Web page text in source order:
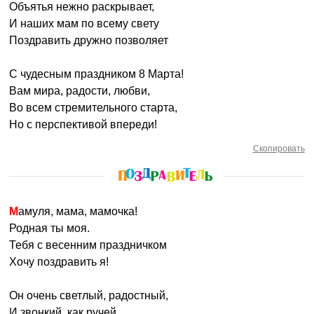
Объятья нежно раскрывает,
И наших мам по всему свету
Поздравить дружно позволяет
С чудесным праздником 8 Марта!
Вам мира, радости, любви,
Во всем стремительного старта,
Но с перспективой впереди!
Скопировать
Мамуля, мама, мамочка!
Родная ты моя.
Тебя с весенним праздничком
Хочу поздравить я!
Он очень светлый, радостный,